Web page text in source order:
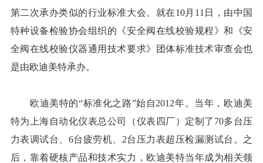
第二次承办类似的行业标准大会。就在10月11日，由中国
特种设备检验协会组织的《安全阀在线校验规程》和《安
全阀在线校验仪器通用技术要求》团体标准技术审查会也
是由欧迪美特承办。
欧迪美特的“标准化之路”始自2012年。当年，欧迪美
特为上海自动化仪表总公司（仪表四厂）定制了70多台压
力表调试台、6台疲劳机、2台压力表超压检漏测试台。之
后，靠着硬核产品和技术实力，欧迪美特当年成为相关领